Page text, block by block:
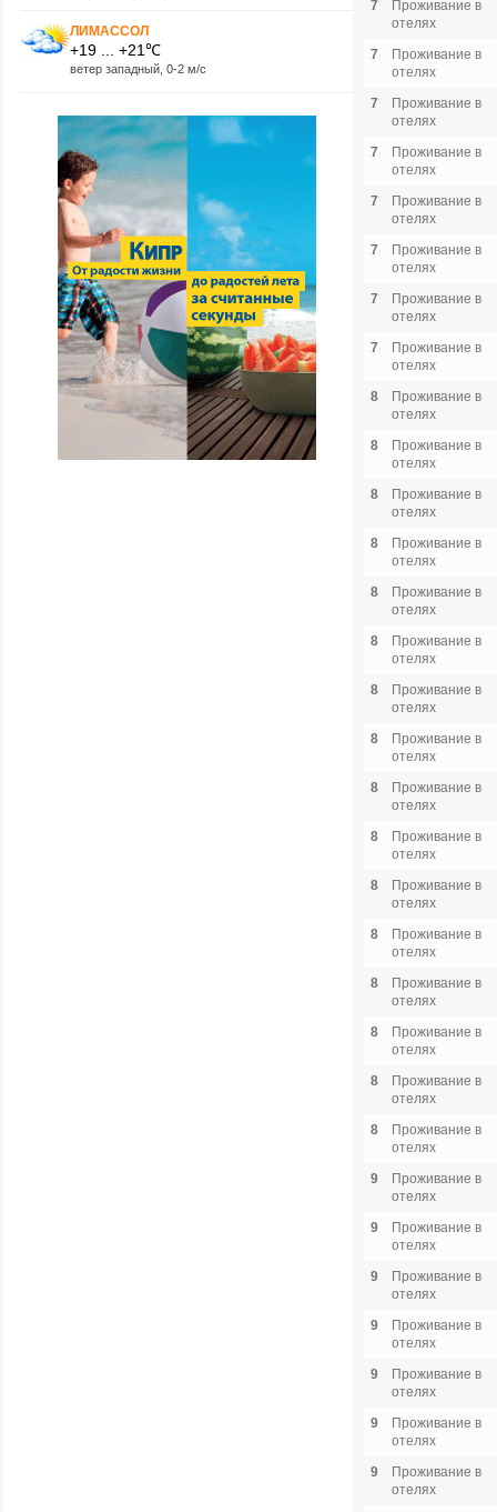
ЛИМАССОЛ
+19 ... +21℃
ветер западный, 0-2 м/с
7
Проживание в
отелях
7
Проживание в
отелях
7
Проживание в
отелях
7
Проживание в
отелях
7
Проживание в
отелях
7
Проживание в
отелях
7
Проживание в
отелях
7
Проживание в
отелях
8
Проживание в
отелях
8
Проживание в
отелях
8
Проживание в
отелях
8
Проживание в
отелях
8
Проживание в
отелях
8
Проживание в
отелях
8
Проживание в
отелях
8
Проживание в
отелях
8
Проживание в
отелях
8
Проживание в
отелях
8
Проживание в
отелях
8
Проживание в
отелях
8
Проживание в
отелях
8
Проживание в
отелях
8
Проживание в
отелях
8
Проживание в
отелях
9
Проживание в
отелях
9
Проживание в
отелях
9
Проживание в
отелях
9
Проживание в
отелях
9
Проживание в
отелях
9
Проживание в
отелях
9
Проживание в
отелях